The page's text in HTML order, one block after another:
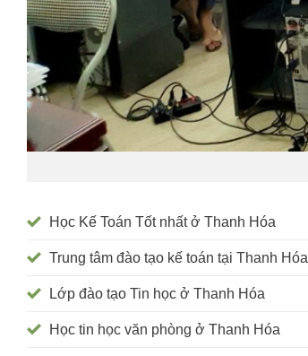
Học Kế Toán Tốt nhất ở Thanh Hóa
Trung tâm đào tạo kế toán tại Thanh Hóa
Lớp đào tạo Tin học ở Thanh Hóa
Học tin học văn phòng ở Thanh Hóa